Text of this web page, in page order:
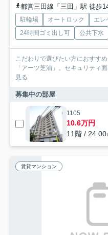
都営三田線「三田」駅 徒歩
駐輪場 オートロック エレ
24時間ゴミ出し可
公共下水
こだわりで選びたい方におすす
「アーツ芝浦」。セキュリティ
見る
募集中の部屋
1105
10.6万円
11階 /
賃貸マンション